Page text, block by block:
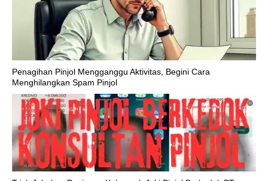
Penagihan Pinjol Mengganggu Aktivitas, Begini Cara
Menghilangkan Spam Pinjol